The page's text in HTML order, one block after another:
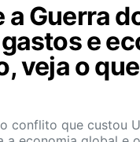
a Guerra
e
veja o
conflito que custou